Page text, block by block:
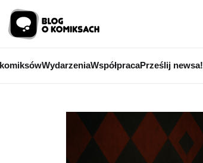
WydarzeniaWspółpracaPrześlij newsa!